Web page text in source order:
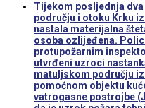
Tijekom posljednja
području i otoku Krku
nastala materijalna
osoba ozlijeđena.
protupožarnim
utvrđeni uzroci
matuljskom području
pomoćnom objektu
vatrogasne postrojbe